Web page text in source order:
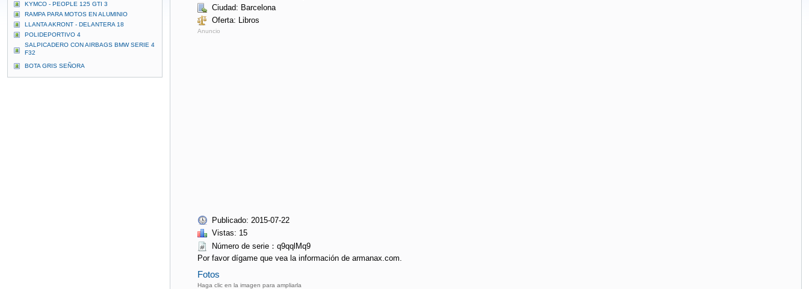
Ciudad: Barcelona
Oferta: Libros
Anuncio
Publicado: 2015-07-22
Vistas: 15
Número de serie：q9qqlMq9
Por favor dígame que vea la información de armanax.com.
Fotos
Haga clic en la imagen para ampliarla
KYMCO - PEOPLE 125 GTI 3
RAMPA PARA MOTOS EN ALUMINIO
LLANTA AKRONT - DELANTERA 18
POLIDEPORTIVO 4
SALPICADERO CON AIRBAGS BMW SERIE 4
F32
BOTA GRIS SEÑORA